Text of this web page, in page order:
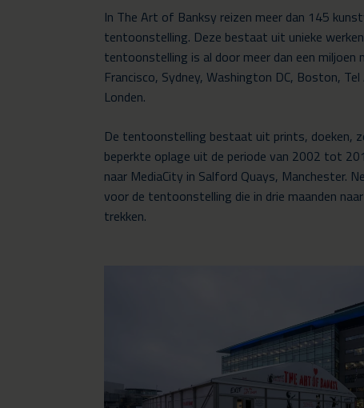
In The Art of Banksy reizen meer dan 145
tentoonstelling. Deze bestaat uit unieke
tentoonstelling is al door meer dan een miljoen
Francisco, Sydney, Washington DC, Boston,
Londen.
De tentoonstelling bestaat uit prints, doeken,
beperkte oplage uit de periode van 2002 tot
naar MediaCity in Salford Quays, Manchester.
voor de tentoonstelling die in drie maanden
trekken.